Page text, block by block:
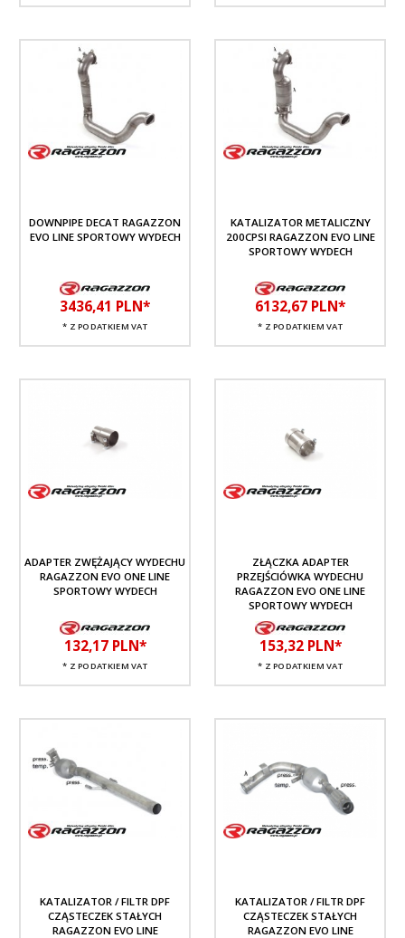
DOWNPIPE DECAT RAGAZZON
EVO LINE SPORTOWY WYDECH
3436,41 PLN*
* Z PODATKIEM VAT
KATALIZATOR METALICZNY
200CPSI RAGAZZON EVO LINE
SPORTOWY WYDECH
6132,67 PLN*
* Z PODATKIEM VAT
ADAPTER ZWĘŻAJĄCY WYDECHU
RAGAZZON EVO ONE LINE
SPORTOWY WYDECH
132,17 PLN*
* Z PODATKIEM VAT
ZŁĄCZKA ADAPTER
PRZEJŚCIÓWKA WYDECHU
RAGAZZON EVO ONE LINE
SPORTOWY WYDECH
153,32 PLN*
* Z PODATKIEM VAT
KATALIZATOR / FILTR DPF
CZĄSTECZEK STAŁYCH
RAGAZZON EVO LINE
KATALIZATOR / FILTR DPF
CZĄSTECZEK STAŁYCH
RAGAZZON EVO LINE